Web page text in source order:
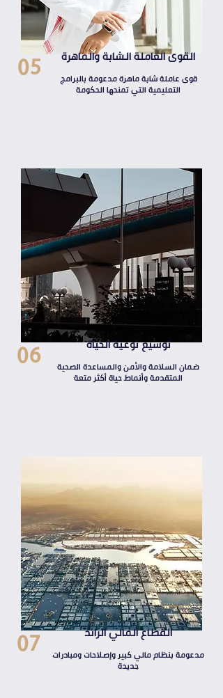
القوى العاملة الشابة والماهرة
قوى عاملة شابة ماهرة مدعومة بالبرامج
التعليمية التي تمنحها الحكومة
05
توسيع نوعية الحياة
ضمان السلامة والأمن والمساعدة الصحية
المتقدمة وأنماط حياة أكثر متعة
06
القطاع المالي الرائد
مدعومة بنظام مالي كبير وإصلاحات ومبادرات
جديدة
07